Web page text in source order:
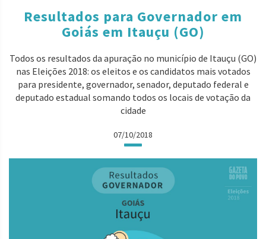
Resultados para Governador em
Goiás em Itauçu (GO)
Todos os resultados da apuração no município de Itauçu (GO)
nas Eleições 2018: os eleitos e os candidatos mais votados
para presidente, governador, senador, deputado federal e
deputado estadual somando todos os locais de votação da
cidade
07/10/2018